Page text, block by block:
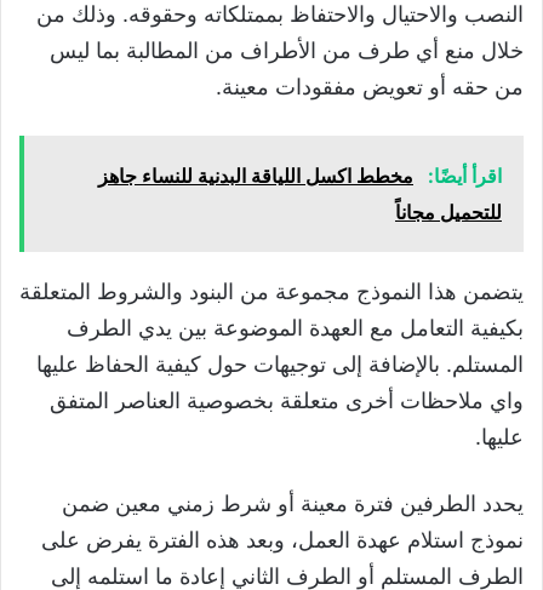
النصب والاحتيال والاحتفاظ بممتلكاته وحقوقه. وذلك من
خلال منع أي طرف من الأطراف من المطالبة بما ليس
من حقه أو تعويض مفقودات معينة.
اقرأ أيضًا:
مخطط اكسل اللياقة البدنية للنساء جاهز
للتحميل مجاناً
يتضمن هذا النموذج مجموعة من البنود والشروط المتعلقة
بكيفية التعامل مع العهدة الموضوعة بين يدي الطرف
المستلم. بالإضافة إلى توجيهات حول كيفية الحفاظ عليها
واي ملاحظات أخرى متعلقة بخصوصية العناصر المتفق
عليها.
يحدد الطرفين فترة معينة أو شرط زمني معين ضمن
نموذج استلام عهدة العمل، وبعد هذه الفترة يفرض على
الطرف المستلم أو الطرف الثاني إعادة ما استلمه إلى